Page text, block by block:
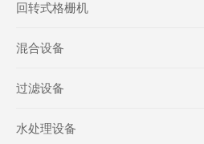
回转式格栅机
混合设备
过滤设备
水处理设备